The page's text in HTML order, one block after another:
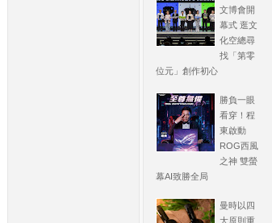
文博會開
幕式 逛文
化空總尋
找「第零
位元」創作初心
勝負一眼
看穿！程
東啟動
ROG西風
之神 雙螢
幕AI致勝全局
曼時以四
大原則重